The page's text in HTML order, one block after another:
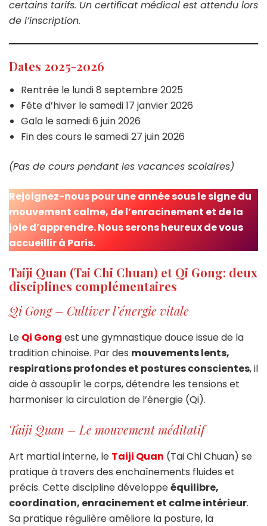
certains tarifs. Un certificat médical est attendu lors
de l’inscription.
Dates 2025-2026
Rentrée le lundi 8 septembre 2025
Fête d’hiver le samedi 17 janvier 2026
Gala le samedi 6 juin 2026
Fin des cours le samedi 27 juin 2026
(Pas de cours pendant les vacances scolaires)
Rejoignez-nous pour une année sous le signe du
mouvement calme, de l’enracinement et de la
joie d’apprendre. Nous serons heureux de vous
accueillir à Paris.
Taiji Quan (Tai Chi Chuan) et Qi Gong: deux
disciplines complémentaires
Qi Gong – Cultiver l’énergie vitale
Le Qi Gong est une gymnastique douce issue de la
tradition chinoise. Par des mouvements lents,
respirations profondes et postures conscientes, il
aide à assouplir le corps, détendre les tensions et
harmoniser la circulation de l’énergie (Qi).
Taiji Quan – Le mouvement méditatif
Art martial interne, le Taiji Quan (Tai Chi Chuan) se
pratique à travers des enchaînements fluides et
précis. Cette discipline développeéquilibre,
coordination, enracinement et calme intérieur.
Sa pratique régulière améliore la posture, la